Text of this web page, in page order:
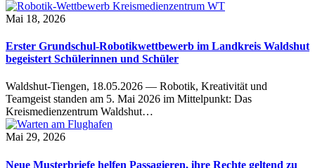
Mai 18, 2026
Erster Grundschul-Robotikwettbewerb im Landkreis Waldshut
begeistert Schülerinnen und Schüler
Waldshut-Tiengen, 18.05.2026 — Robotik, Kreativität und
Teamgeist standen am 5. Mai 2026 im Mittelpunkt: Das
Kreismedienzentrum Waldshut…
Mai 29, 2026
Neue Musterbriefe helfen Passagieren, ihre Rechte geltend zu